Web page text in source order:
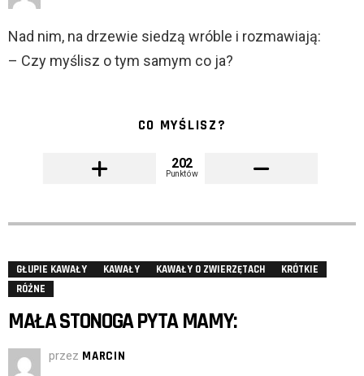
Nad nim, na drzewie siedzą wróble i rozmawiają:
– Czy myślisz o tym samym co ja?
CO MYŚLISZ?
202
Punktów
GŁUPIE KAWAŁY KAWAŁY KAWAŁY O ZWIERZĘTACH
KRÓTKIE
RÓŻNE
MAŁA STONOGA PYTA MAMY:
przez MARCIN